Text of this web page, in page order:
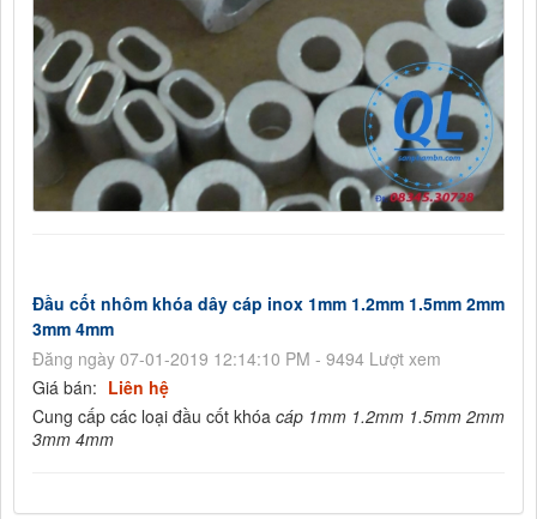
Đầu cốt nhôm khóa dây cáp inox 1mm 1.2mm 1.5mm 2mm
3mm 4mm
Đăng ngày 07-01-2019 12:14:10 PM - 9494 Lượt xem
Giá bán: Liên hệ
Cung cấp các loại đầu cốt khóa cáp 1mm 1.2mm 1.5mm 2mm
3mm 4mm